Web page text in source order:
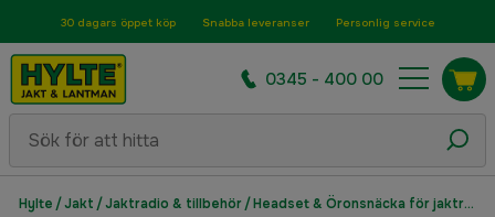
30 dagars öppet köp Snabba leveranser Personlig service
0345 - 400 00
Hylte /Jakt /Jaktradio & tillbehör/ Headset & Öronsnäcka för jaktradio